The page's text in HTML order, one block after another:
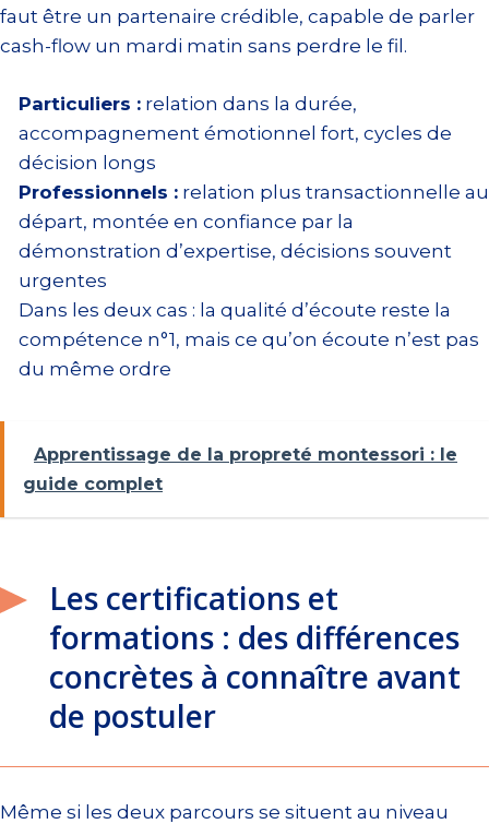
faut être un partenaire crédible, capable de parler
cash-flow un mardi matin sans perdre le fil.
Particuliers : relation dans la durée,
accompagnement émotionnel fort, cycles de
décision longs
Professionnels : relation plus transactionnelle au
départ, montée en confiance par la
démonstration d’expertise, décisions souvent
urgentes
Dans les deux cas : la qualité d’écoute reste la
compétence n°1, mais ce qu’on écoute n’est pas
du même ordre
Apprentissage de la propreté montessori : le
guide complet
Les certifications et
formations : des différences
concrètes à connaître avant
de postuler
Même si les deux parcours se situent au niveau